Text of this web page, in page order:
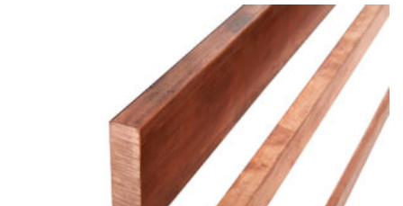
Varianten
Die
Optionen
können
Produktseite